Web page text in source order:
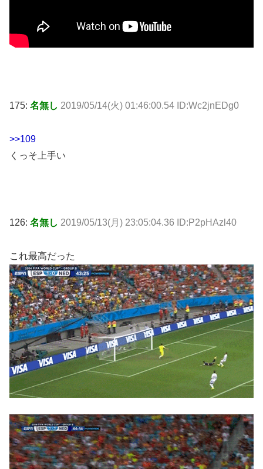
175: 名無し 2019/05/14(火) 01:46:00.54 ID:Wc2jnEDg0
>>109
くっそ上手い
126: 名無し 2019/05/13(月) 23:05:04.36 ID:P2pHAzl40
これ最高だった